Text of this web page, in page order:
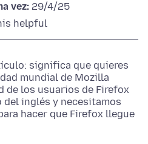
vez: 29/4/25
helpful
significa que quieres
mundial de Mozilla
de los usuarios de Firefox
inglés y necesitamos
hacer que Firefox llegue